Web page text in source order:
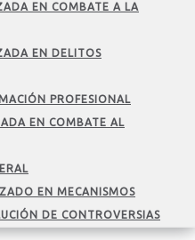
EN COMBATE A LA
EN DELITOS
PROFESIONAL
EN COMBATE AL
EN MECANISMOS
DE CONTROVERSIAS